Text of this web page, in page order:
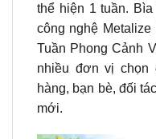
thể hiện 1 tuần.
công nghệ
Tuần Phong Cảnh
nhiều đơn vị chọn
hàng, bạn bè, đối
mới.